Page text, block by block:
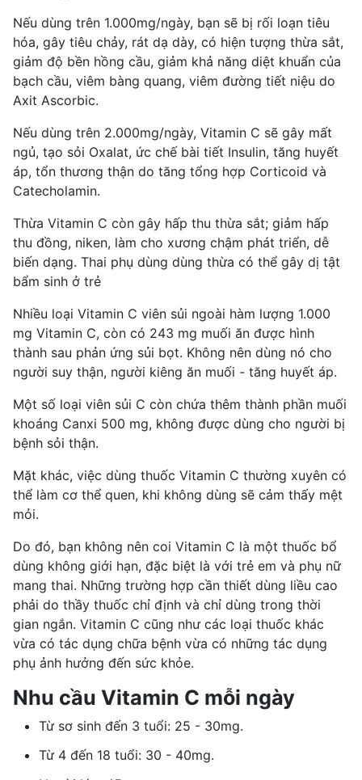
Nếu dùng trên 1.000mg/ngày, bạn sẽ bị rối loạn tiêu
hóa, gây tiêu chảy, rát dạ dày, có hiện tượng thừa sắt,
giảm độ bền hồng cầu, giảm khả năng diệt khuẩn của
bạch cầu, viêm bàng quang, viêm đường tiết niệu do
Axit Ascorbic.
Nếu dùng trên 2.000mg/ngày, Vitamin C sẽ gây mất
ngủ, tạo sỏi Oxalat, ức chế bài tiết Insulin, tăng huyết
áp, tổn thương thận do tăng tổng hợp Corticoid và
Catecholamin.
Thừa Vitamin C còn gây hấp thu thừa sắt; giảm hấp
thu đồng, niken, làm cho xương chậm phát triển, dễ
biến dạng. Thai phụ dùng dùng thừa có thể gây dị tật
bẩm sinh ở trẻ
Nhiều loại Vitamin C viên sủi ngoài hàm lượng 1.000
mg Vitamin C, còn có 243 mg muối ăn được hình
thành sau phản ứng sủi bọt. Không nên dùng nó cho
người suy thận, người kiêng ăn muối - tăng huyết áp.
Một số loại viên sủi C còn chứa thêm thành phần muối
khoáng Canxi 500 mg, không được dùng cho người bị
bệnh sỏi thận.
Mặt khác, việc dùng thuốc Vitamin C thường xuyên có
thể làm cơ thể quen, khi không dùng sẽ cảm thấy mệt
mỏi.
Do đó, bạn không nên coi Vitamin C là một thuốc bổ
dùng không giới hạn, đặc biệt là với trẻ em và phụ nữ
mang thai. Những trường hợp cần thiết dùng liều cao
phải do thầy thuốc chỉ định và chỉ dùng trong thời
gian ngắn. Vitamin C cũng như các loại thuốc khác
vừa có tác dụng chữa bệnh vừa có những tác dụng
phụ ảnh hưởng đến sức khỏe.
Nhu cầu Vitamin C mỗi ngày
Từ sơ sinh đến 3 tuổi: 25 - 30mg.
Từ 4 đến 18 tuổi: 30 - 40mg.